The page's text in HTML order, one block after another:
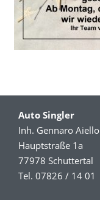
Auto Singler
Inh. Gennaro Aiello
Hauptstraße 1a
77978 Schuttertal
Tel. 07826 / 14 01